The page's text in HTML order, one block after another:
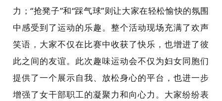
力；“抢凳子”和“踩气球”则让大家在轻松愉快的氛围
中感受到了运动的乐趣。整个活动现场充满了欢声
笑语，大家不仅在比赛中收获了快乐，也增进了彼
此之间的友谊。此次趣味运动会不仅为妇女同胞们
提供了一个展示自我、放松身心的平台，也进一步
增强了女干部职工的凝聚力和向心力。大家纷纷表